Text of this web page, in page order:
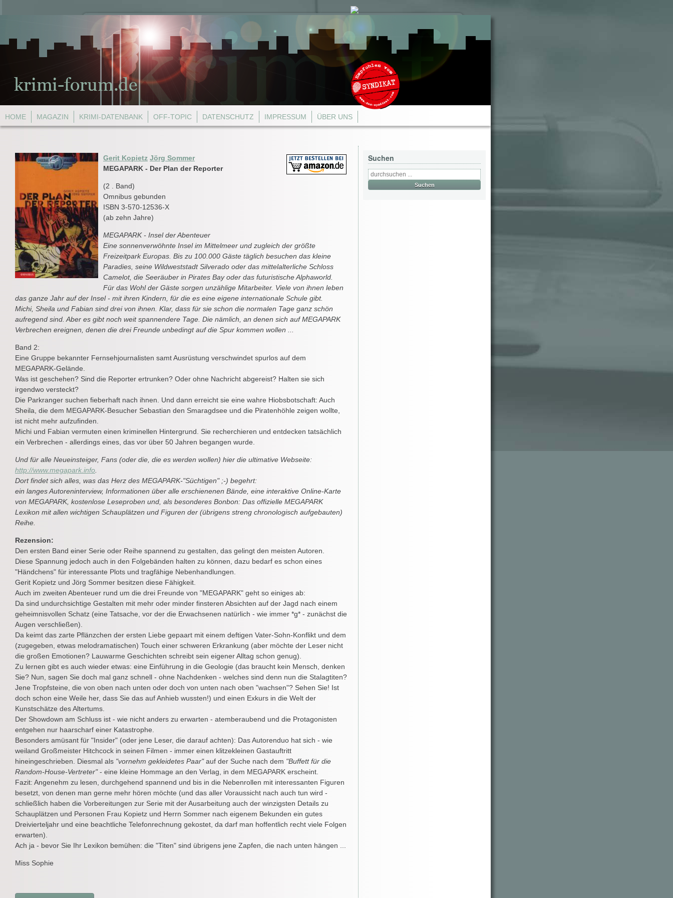
HOME MAGAZIN KRIMI-DATENBANK OFF-TOPIC DATENSCHUTZ IMPRESSUM ÜBER UNS
Gerit Kopietz Jörg Sommer
MEGAPARK - Der Plan der Reporter
(2 . Band)
Omnibus gebunden
ISBN 3-570-12536-X
(ab zehn Jahre)
MEGAPARK - Insel der Abenteuer
Eine sonnenverwöhnte Insel im Mittelmeer und zugleich der größte
Freizeitpark Europas. Bis zu 100.000 Gäste täglich besuchen das kleine
Paradies, seine Wildweststadt Silverado oder das mittelalterliche Schloss
Camelot, die Seeräuber in Pirates Bay oder das futuristische Alphaworld.
Für das Wohl der Gäste sorgen unzählige Mitarbeiter. Viele von ihnen leben
das ganze Jahr auf der Insel - mit ihren Kindern, für die es eine eigene internationale Schule gibt.
Michi, Sheila und Fabian sind drei von ihnen. Klar, dass für sie schon die normalen Tage ganz schön
aufregend sind. Aber es gibt noch weit spannendere Tage. Die nämlich, an denen sich auf MEGAPARK
Verbrechen ereignen, denen die drei Freunde unbedingt auf die Spur kommen wollen ...
Band 2:
Eine Gruppe bekannter Fernsehjournalisten samt Ausrüstung verschwindet spurlos auf dem
MEGAPARK-Gelände.
Was ist geschehen? Sind die Reporter ertrunken? Oder ohne Nachricht abgereist? Halten sie sich
irgendwo versteckt?
Die Parkranger suchen fieberhaft nach ihnen. Und dann erreicht sie eine wahre Hiobsbotschaft: Auch
Sheila, die dem MEGAPARK-Besucher Sebastian den Smaragdsee und die Piratenhöhle zeigen wollte,
ist nicht mehr aufzufinden.
Michi und Fabian vermuten einen kriminellen Hintergrund. Sie recherchieren und entdecken tatsächlich
ein Verbrechen - allerdings eines, das vor über 50 Jahren begangen wurde.
Und für alle Neueinsteiger, Fans (oder die, die es werden wollen) hier die ultimative Webseite:
http://www.megapark.info
Dort findet sich alles, was das Herz des MEGAPARK-"Süchtigen" ;-) begehrt:
ein langes Autoreninterview, Informationen über alle erschienenen Bände, eine interaktive Online-Karte
von MEGAPARK, kostenlose Leseproben und, als besonderes Bonbon: Das offizielle MEGAPARK
Lexikon mit allen wichtigen Schauplätzen und Figuren der (übrigens streng chronologisch aufgebauten)
Reihe.
Rezension:
Den ersten Band einer Serie oder Reihe spannend zu gestalten, das gelingt den meisten Autoren.
Diese Spannung jedoch auch in den Folgebänden halten zu können, dazu bedarf es schon eines
"Händchens" für interessante Plots und tragfähige Nebenhandlungen.
Gerit Kopietz und Jörg Sommer besitzen diese Fähigkeit.
Auch im zweiten Abenteuer rund um die drei Freunde von "MEGAPARK" geht so einiges ab:
Da sind undurchsichtige Gestalten mit mehr oder minder finsteren Absichten auf der Jagd nach einem
geheimnisvollen Schatz (eine Tatsache, vor der die Erwachsenen natürlich - wie immer *g* - zunächst die
Augen verschließen).
Da keimt das zarte Pflänzchen der ersten Liebe gepaart mit einem deftigen Vater-Sohn-Konflikt und dem
(zugegeben, etwas melodramatischen) Touch einer schweren Erkrankung (aber möchte der Leser nicht
die großen Emotionen? Lauwarme Geschichten schreibt sein eigener Alltag schon genug).
Zu lernen gibt es auch wieder etwas: eine Einführung in die Geologie (das braucht kein Mensch, denken
Sie? Nun, sagen Sie doch mal ganz schnell - ohne Nachdenken - welches sind denn nun die Stalagtiten?
Jene Tropfsteine, die von oben nach unten oder doch von unten nach oben "wachsen"? Sehen Sie! Ist
doch schon eine Weile her, dass Sie das auf Anhieb wussten!) und einen Exkurs in die Welt der
Kunstschätze des Altertums.
Der Showdown am Schluss ist - wie nicht anders zu erwarten - atemberaubend und die Protagonisten
entgehen nur haarscharf einer Katastrophe.
Besonders amüsant für "Insider" (oder jene Leser, die darauf achten): Das Autorenduo hat sich - wie
weiland Großmeister Hitchcock in seinen Filmen - immer einen klitzekleinen Gastauftritt
hineingeschrieben. Diesmal als "vornehm gekleidetes Paar"auf der Suche nach dem "Buffett für die
Random-House-Vertreter"- eine kleine Hommage an den Verlag, in dem MEGAPARK erscheint.
Fazit: Angenehm zu lesen, durchgehend spannend und bis in die Nebenrollen mit interessanten Figuren
besetzt, von denen man gerne mehr hören möchte (und das aller Voraussicht nach auch tun wird -
schließlich haben die Vorbereitungen zur Serie mit der Ausarbeitung auch der winzigsten Details zu
Schauplätzen und Personen Frau Kopietz und Herrn Sommer nach eigenem Bekunden ein gutes
Dreivierteljahr und eine beachtliche Telefonrechnung gekostet, da darf man hoffentlich recht viele Folgen
erwarten).
Ach ja - bevor Sie Ihr Lexikon bemühen: die "Titen" sind übrigens jene Zapfen, die nach unten hängen ...
Miss Sophie
Suchen